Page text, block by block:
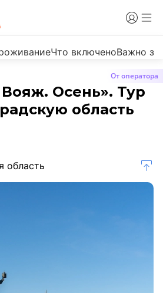
Что включеноВажно
От оператора
Осень». Тур
область
область